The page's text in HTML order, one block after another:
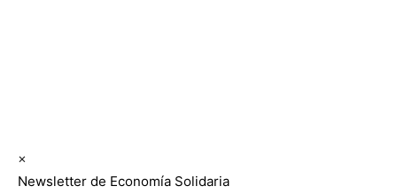
×
Newsletter de Economía Solidaria